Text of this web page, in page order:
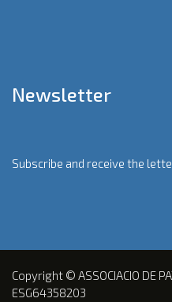
Newsletter
Subscribe and receive the
Copyright © ASSOCIACIO DE
ESG64358203